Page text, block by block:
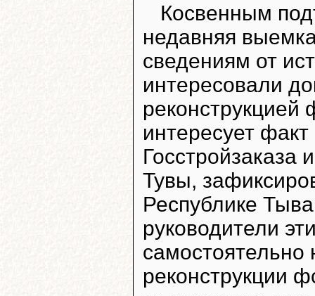
Косвенным
недавняя
сведениям от
интересовали
интересует
Госстройзаказа
Тувы,
Республике
руководители
реконструкции